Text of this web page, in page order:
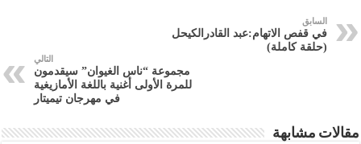
السابق
في قفص الاتهام:عبد القادرالكيحل
(حلقة كاملة)
التالي
مجموعة “ناس الغيوان” سيقدمون
للمرة الأولى أغنية باللغة الأمازيغية
في مهرجان تيميتار
مقالات مشابهة